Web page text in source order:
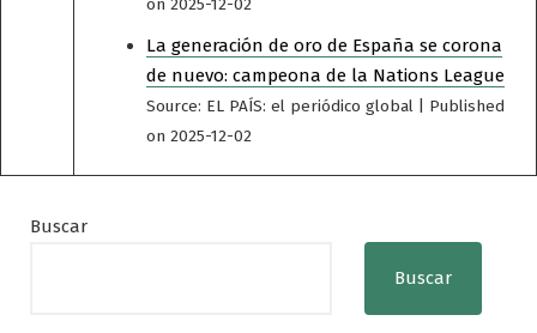
on 2025-12-02
La generación de oro de España se corona
de nuevo: campeona de la Nations League
Source: EL PAÍS: el periódico global
Published
on 2025-12-02
Buscar
Buscar